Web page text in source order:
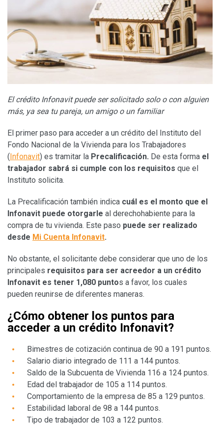
El crédito Infonavit puede ser solicitado solo o con alguien
más, ya sea tu pareja, un amigo o un familiar
El primer paso para acceder a un crédito del Instituto del
Fondo Nacional de la Vivienda para los Trabajadores
(Infonavit) es tramitar la Precalificación. De esta forma el
trabajador sabrá si cumple con los requisitos que el
Instituto solicita.
La Precalificación también indica cuál es el monto que el
Infonavit puede otorgarle al derechohabiente para la
compra de tu vivienda. Este paso puede ser realizado
desde Mi Cuenta Infonavit.
No obstante, el solicitante debe considerar que uno de los
principales requisitos para ser acreedor a un crédito
Infonavit es tener 1,080 puntos a favor, los cuales
pueden reunirse de diferentes maneras.
¿Cómo obtener los puntos para
acceder a un crédito Infonavit?
Bimestres de cotización continua de 90 a 191 puntos.
Salario diario integrado de 111 a 144 puntos.
Saldo de la Subcuenta de Vivienda 116 a 124 puntos.
Edad del trabajador de 105 a 114 puntos.
Comportamiento de la empresa de 85 a 129 puntos.
Estabilidad laboral de 98 a 144 puntos.
Tipo de trabajador de 103 a 122 puntos.